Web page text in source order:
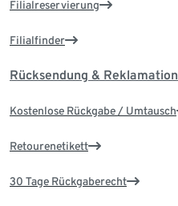
Filialreservierung
Filialfinder
Rücksendung & Reklamation
Kostenlose Rückgabe / Umtausch
Retourenetikett
30 Tage Rückgaberecht